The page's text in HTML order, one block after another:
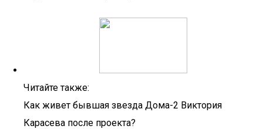
Читайте также:
Как живет бывшая звезда Дома-2 Виктория
Карасева после проекта?